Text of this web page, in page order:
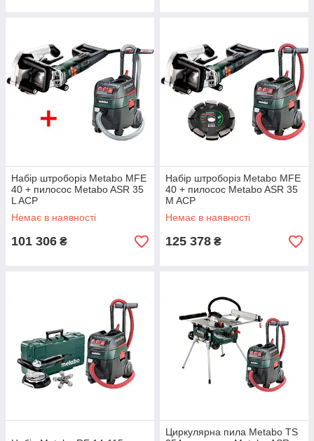
Набір штроборіз Metabo MFE
40 + пилосос Metabo ASR 35
L ACP
Немає в наявності
101 306 ₴
Набір штроборіз Metabo MFE
40 + пилосос Metabo ASR 35
M ACP
Немає в наявності
125 378 ₴
Циркулярна пила Metabo TS